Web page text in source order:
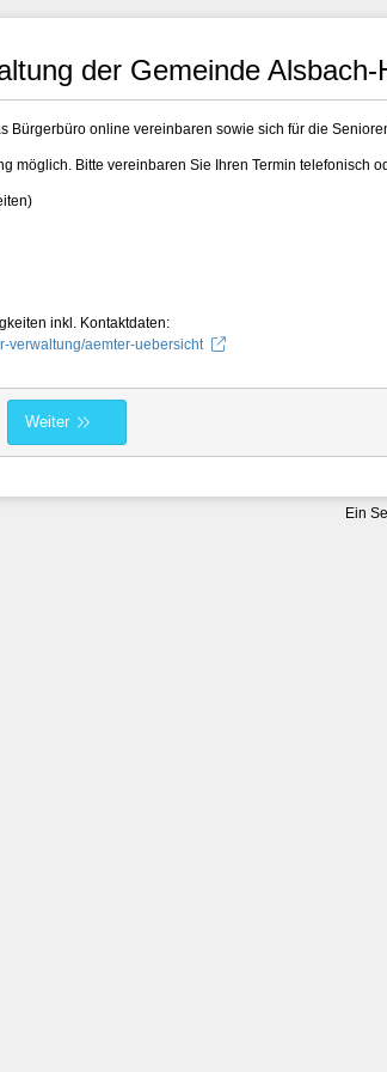
der Gemeinde Alsbach-
Bürgerbüro online vereinbaren sowie sich für die
möglich. Bitte vereinbaren Sie Ihren Termin telefonisch
inkl. Kontaktdaten:
verwaltung/aemter-uebersicht
Weiter
Ein